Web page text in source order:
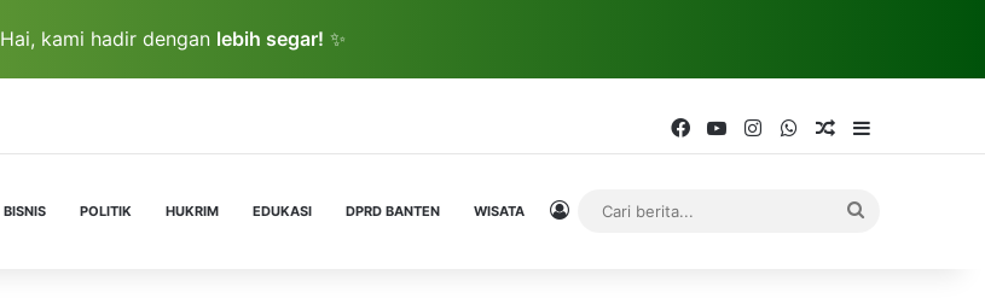
Hai, kami hadir dengan lebih segar! ✨
FacebookYouTubeInstagramWhatsAppRandom Article
BISNIS POLITIK HUKRIM EDUKASI DPRD BANTEN WISATA Log In